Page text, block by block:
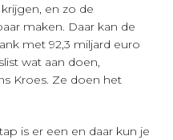
en zo de
maken. Daar kan de
met 92,3 miljard euro
wat aan doen,
Kroes. Ze doen het
is er een en daar kun je